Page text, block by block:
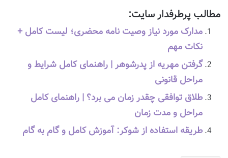
مطالب پرطرفدار سایت:
مدارک مورد نیاز وصیت نامه محضری؛ لیست کامل +
نکات مهم
گرفتن مهریه از پدرشوهر | راهنمای کامل شرایط و
مراحل قانونی
طلاق توافقی چقدر زمان می برد؟ | راهنمای کامل
مراحل و مدت زمان
طریقه استفاده از شوکر: آموزش کامل و گام به گام